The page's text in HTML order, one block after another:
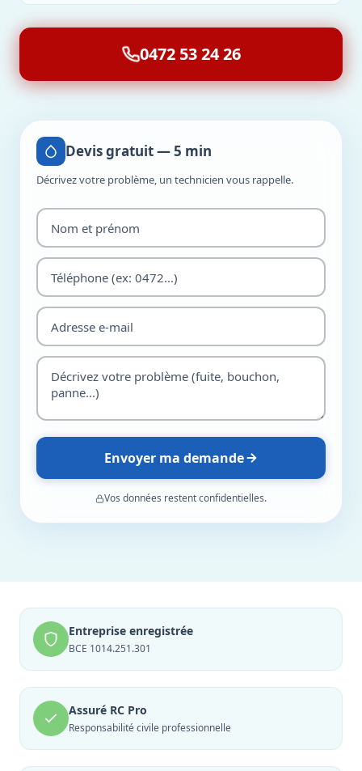
0472 53 24 26
Devis gratuit — 5 min
Décrivez votre problème, un technicien vous rappelle.
Envoyer ma demande
Vos données restent confidentielles.
Entreprise enregistrée
BCE 1014.251.301
Assuré RC Pro
Responsabilité civile professionnelle